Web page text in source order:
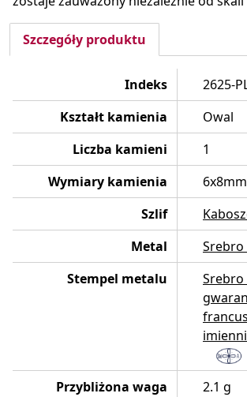
Szczegóły produktu
Indeks
2625-
Kształt kamienia
Owal
Liczba kamieni
1
Wymiary kamienia
6x8mm
Szlif
Metal
Stempel metalu
Srebro
Przybliżona waga
2.1 g